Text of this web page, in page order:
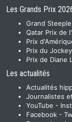
Les Grands Prix
Grand
Qatar Prix de
Prix
Prix du
Prix de Diane
Les actualités
Actualités
Journalistes
YouTube -
Facebook -